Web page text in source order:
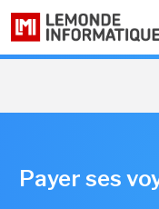
Payer ses